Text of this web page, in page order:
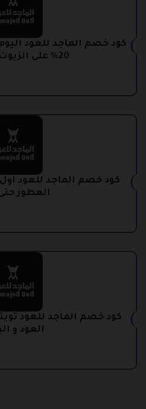
كود خصم الماجد للعود
20% على الزيوت العطرية
كود خصم الماجد للعود
العطور حتى
العود و